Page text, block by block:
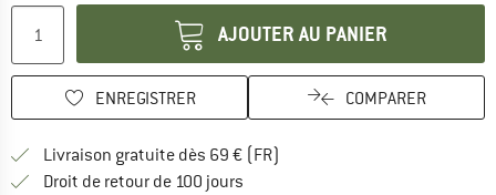
AJOUTER AU PANIER
ENREGISTRER COMPARER
Livraison gratuite dès 69 € (FR)
Droit de retour de 100 jours